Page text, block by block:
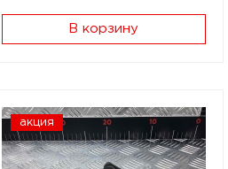
В корзину
акция